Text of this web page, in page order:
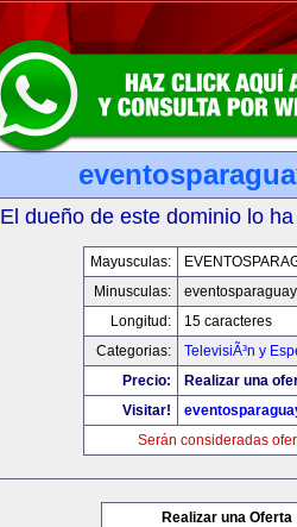
El dueño de este dominio lo
Mayusculas:
Minusculas:
Longitud:
15 caracteres
Categorias:
TelevisiÃ³n y
Precio:
Realizar una
Visitar!
Serán consideradas
Realizar una Oferta